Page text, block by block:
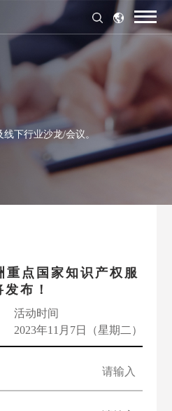
线下行业沙龙/会议。
点国家知识产权服
布！
活动时间
2023年11月7日（星期二）